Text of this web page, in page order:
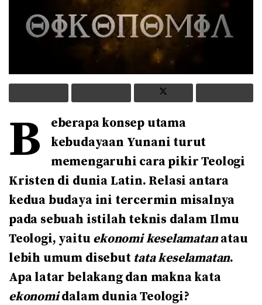
B
eberapa konsep utama
kebudayaan Yunani turut
memengaruhi cara pikir Teologi
Kristen di dunia Latin. Relasi antara
kedua budaya ini tercermin misalnya
pada sebuah istilah teknis dalam Ilmu
Teologi, yaitu ekonomi keselamatanatau
lebih umum disebut tata keselamatan.
Apa latar belakang dan makna kata
ekonomidalam dunia Teologi?